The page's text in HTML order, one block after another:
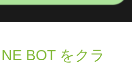
BOT をクラ